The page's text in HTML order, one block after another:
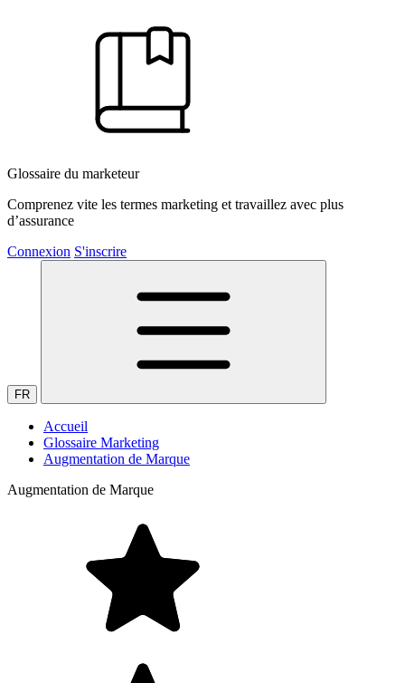
Glossaire du marketeur
Comprenez vite les termes marketing et travaillez avec plus
d’assurance
Connexion S'inscrire
FR
Accueil
Glossaire Marketing
Augmentation de Marque
Augmentation de Marque